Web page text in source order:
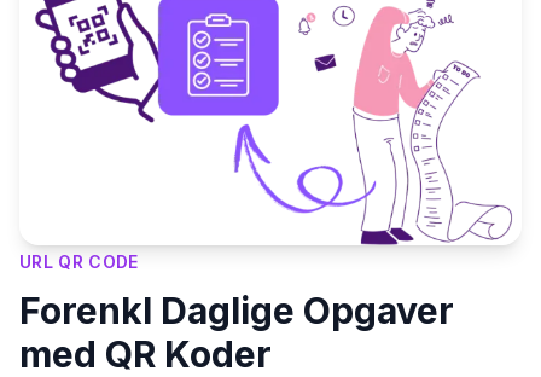
URL QR CODE
Forenkl Daglige Opgaver
med QR Koder